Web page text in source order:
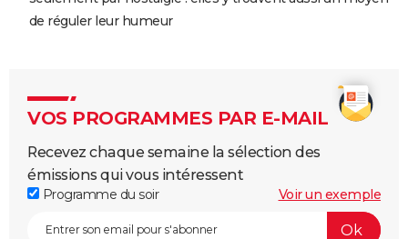
de réguler leur humeur
VOS PROGRAMMES PAR E-MAIL
Recevez chaque semaine la sélection des
émissions qui vous intéressent
Programme du soir Voir un exemple